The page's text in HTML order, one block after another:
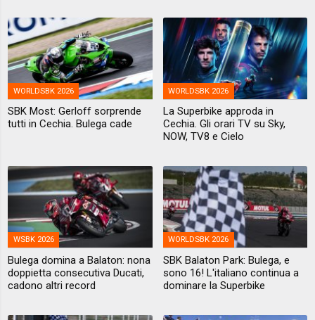
WORLDSBK 2026
SBK Most: Gerloff sorprende
tutti in Cechia. Bulega cade
WORLDSBK 2026
La Superbike approda in
Cechia. Gli orari TV su Sky,
NOW, TV8 e Cielo
WSBK 2026
Bulega domina a Balaton: nona
doppietta consecutiva Ducati,
cadono altri record
WORLDSBK 2026
SBK Balaton Park: Bulega, e
sono 16! L'italiano continua a
dominare la Superbike